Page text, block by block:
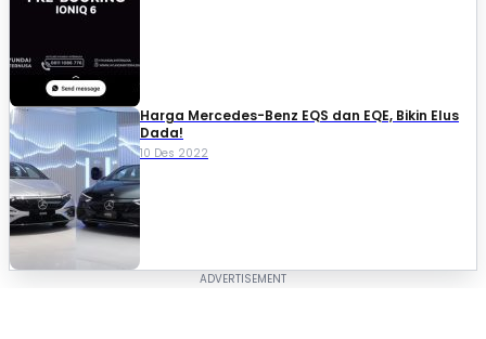
Harga Mercedes-Benz EQS dan EQE, Bikin Elus
Dada!
10 Des 2022